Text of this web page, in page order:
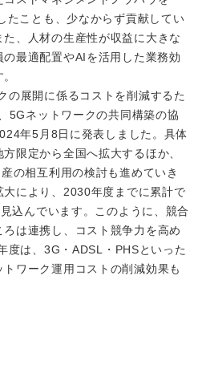
たことも、少なからず貢献してい
、人材の生産性が収益に大きな
最適配置やAIを活用した業務効
の展開に係るコストを削減するた
5Gネットワークの共同構築の協
年5月8日に発表しました。具体
限定から全国へ拡大するほか、
の相互利用の検討も進めていき
大により、2030年度までに累計で
込んでいます。このように、競合
は連携し、コスト競争力を高め
度は、3G・ADSL・PHSといった
ワーク運用コストの削減効果も